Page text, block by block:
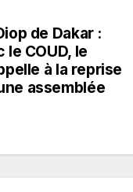
de Dakar :
COUD, le
à la reprise
assemblée